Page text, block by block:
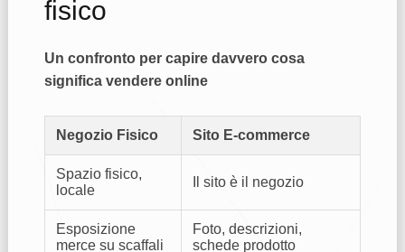
fisico
Un confronto per capire davvero cosa
significa vendere online
Negozio Fisico Sito E-commerce
Spazio fisico,
locale
Il sito è il negozio
Esposizione
merce su scaffali
Foto, descrizioni,
schede prodotto